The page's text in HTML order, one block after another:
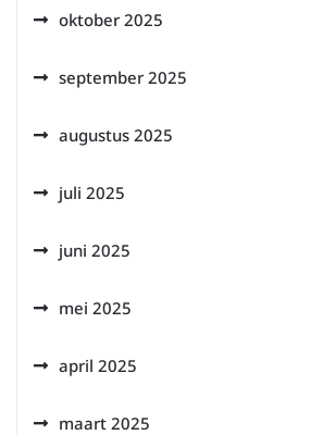
oktober 2025
september 2025
augustus 2025
juli 2025
juni 2025
mei 2025
april 2025
maart 2025